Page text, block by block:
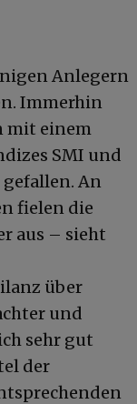
Anlegern
Immerhin
mit einem
SMI und
An
fielen die
aus – sieht
über
und
sehr gut
der